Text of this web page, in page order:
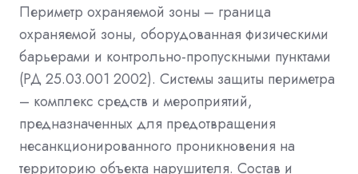
Периметр охраняемой зоны – граница
охраняемой зоны, оборудованная физическими
барьерами и контрольно-пропускными пунктами
(РД 25.03.001 2002). Системы защиты периметра
– комплекс средств и мероприятий,
предназначенных для предотвращения
несанкционированного проникновения на
территорию объекта нарушителя. Состав и